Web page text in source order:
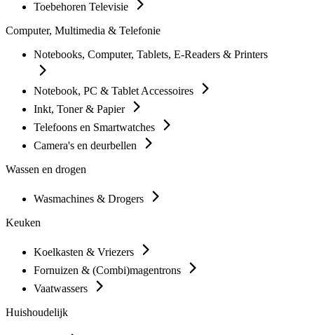
Toebehoren Televisie
Computer, Multimedia & Telefonie
Notebooks, Computer, Tablets, E-Readers & Printers
Notebook, PC & Tablet Accessoires
Inkt, Toner & Papier
Telefoons en Smartwatches
Camera's en deurbellen
Wassen en drogen
Wasmachines & Drogers
Keuken
Koelkasten & Vriezers
Fornuizen & (Combi)magentrons
Vaatwassers
Huishoudelijk